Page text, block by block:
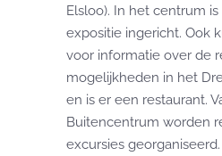
Elsloo). In het centrum
expositie ingericht. Ook
voor informatie over de
mogelijkheden in het
en is er een restaurant.
Buitencentrum worden
excursies georganiseerd.